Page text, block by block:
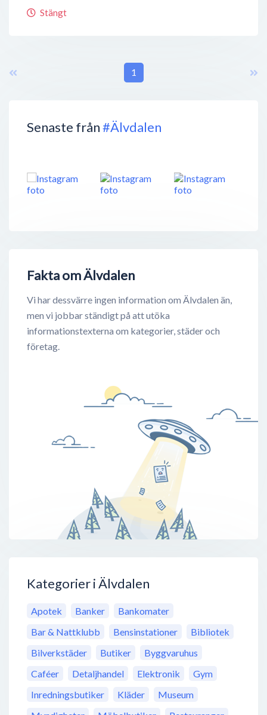
Senaste från#Älvdalen
Fakta om Älvdalen
Vi har dessvärre ingen information om Älvdalen än,
men vi jobbar ständigt på att utöka
informationstexterna om kategorier, städer och
företag.
Kategorier i Älvdalen
Apotek Banker
Bankomater
Bar & Nattklubb
Bensinstationer
Bibliotek
Bilverkstäder
Butiker
Byggvaruhus
Caféer
Detaljhandel Elektronik
Gym
Inredningsbutiker
Kläder
Museum
Stängt
1